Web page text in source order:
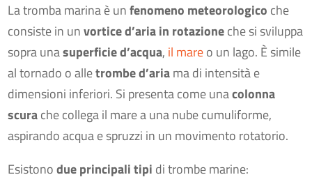
La tromba marina è unfenomeno meteorologico che
consiste in unvortice d’aria in rotazioneche si sviluppa
sopra unasuperficie d’acqua, il mareo un lago. È simile
al tornado o alletrombe d’ariama di intensità e
dimensioni inferiori. Si presenta come unacolonna
scurache collega il mare a una nube cumuliforme,
aspirando acqua e spruzzi in un movimento rotatorio.
Esistonodue principali tipi di trombe marine: